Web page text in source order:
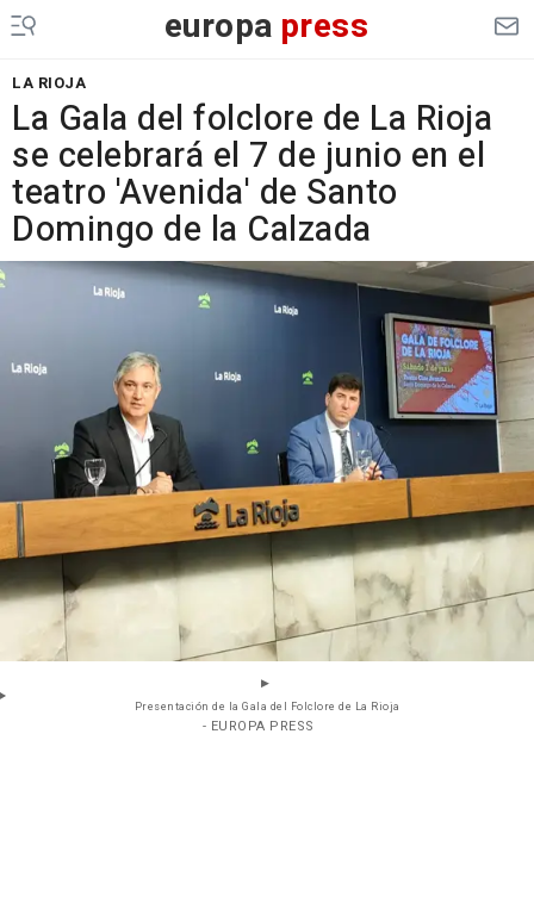
europa press
LA RIOJA
La Gala del folclore de La Rioja
se celebrará el 7 de junio en el
teatro 'Avenida' de Santo
Domingo de la Calzada
Presentación de la Gala del Folclore de La Rioja
- EUROPA PRESS